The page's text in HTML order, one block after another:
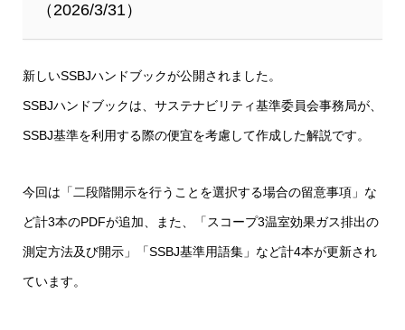
（2026/3/31）
新しいSSBJハンドブックが公開されました。
SSBJハンドブックは、サステナビリティ基準委員会事務局が、
SSBJ基準を利用する際の便宜を考慮して作成した解説です。
今回は「二段階開示を行うことを選択する場合の留意事項」な
ど計3本のPDFが追加、また、「スコープ3温室効果ガス排出の
測定方法及び開示」「SSBJ基準用語集」など計4本が更新され
ています。